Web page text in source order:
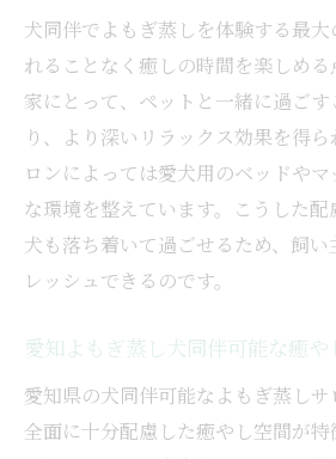
愛犬連れで楽しむよもぎ
愛知よもぎ蒸し犬同伴サ
認方法
犬同伴で選ぶべき愛知よ
特徴
愛知よもぎ蒸し犬同伴サ
愛犬連れでも清潔なよも
び方
犬同伴OKな愛知よもぎ蒸
犬同伴でよもぎ蒸しを体験する最
れることなく癒しの時間を楽しめ
家にとって、ペットと一緒に過ご
り、より深いリラックス効果を得
ロンによっては愛犬用のベッドや
な環境を整えています。こうした
犬も落ち着いて過ごせるため、飼
レッシュできるのです。
愛知よもぎ蒸し犬同伴可能な癒や
愛知県の犬同伴可能なよもぎ蒸し
全面に十分配慮した癒やし空間が